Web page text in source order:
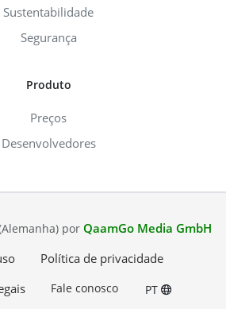
Sustentabilidade
Segurança
Produto
Preços
Desenvolvedores
por QaamGo Media GmbH
Política de privacidade
Fale conosco PT